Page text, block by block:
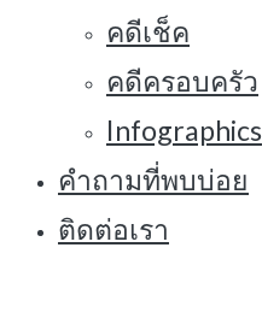
คดีเช็ค
คดีครอบครัว
Infographics
คำถามที่พบบ่อย
ติดต่อเรา